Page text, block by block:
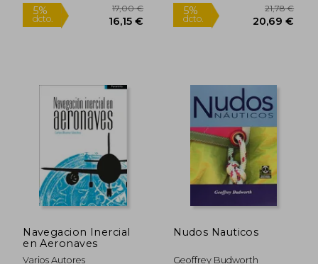
5% 17,00 € 5%
Navegacion Inercial
en Aeronaves
Varios Autores
Nudos Nauticos
Geoffrey Budworth